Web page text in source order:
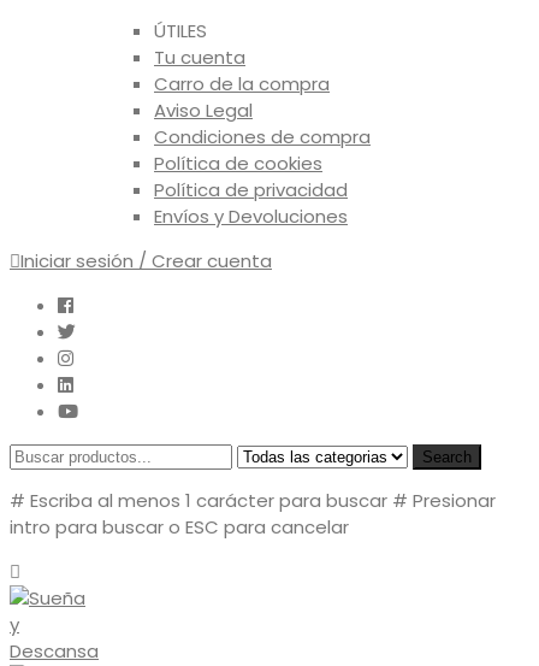
ÚTILES
Tu cuenta
Carro de la compra
Aviso Legal
Condiciones de compra
Política de cookies
Política de privacidad
Envíos y Devoluciones
Iniciar sesión / Crear cuenta
Search
# Escriba al menos 1 carácter para buscar # Presionar
intro para buscar o ESC para cancelar